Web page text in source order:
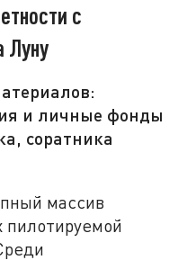
с
Луну
и личные фонды
соратника
массив